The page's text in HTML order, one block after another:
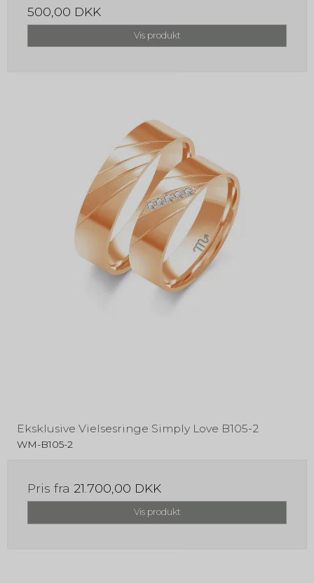
500,00 DKK
Vis produkt
Eksklusive Vielsesringe Simply Love B105-2
WM-B105-2
Pris fra 21.700,00 DKK
Vis produkt